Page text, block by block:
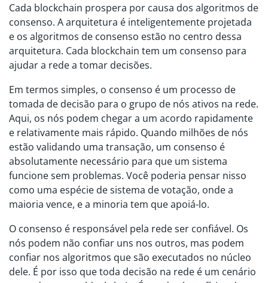
Cada blockchain prospera por causa dos algoritmos de
consenso. A arquitetura é inteligentemente projetada
e os algoritmos de consenso estão no centro dessa
arquitetura. Cada blockchain tem um consenso para
ajudar a rede a tomar decisões.
Em termos simples, o consenso é um processo de
tomada de decisão para o grupo de nós ativos na rede.
Aqui, os nós podem chegar a um acordo rapidamente
e relativamente mais rápido. Quando milhões de nós
estão validando uma transação, um consenso é
absolutamente necessário para que um sistema
funcione sem problemas. Você poderia pensar nisso
como uma espécie de sistema de votação, onde a
maioria vence, e a minoria tem que apoiá-lo.
O consenso é responsável pela rede ser confiável. Os
nós podem não confiar uns nos outros, mas podem
confiar nos algoritmos que são executados no núcleo
dele. É por isso que toda decisão na rede é um cenário